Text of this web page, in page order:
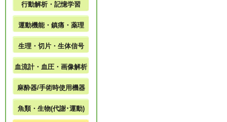
行動解析・記憶学習
運動機能・鎮痛・薬理
生理・切片・生体信号
血流計・血圧・画像解析
麻酔器/手術時使用機器
魚類・生物(代謝･運動)